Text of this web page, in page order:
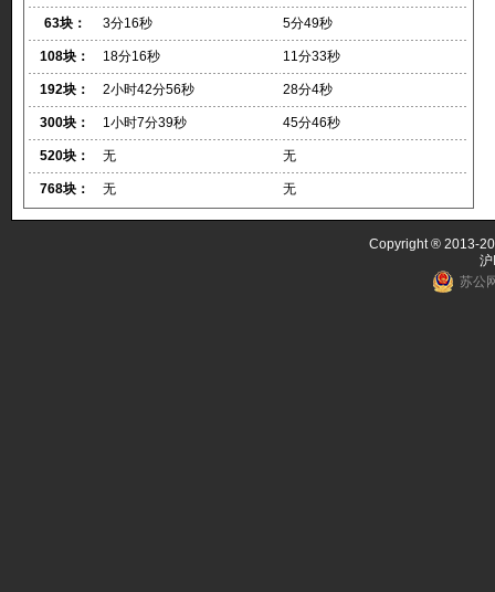
63块： 3分16秒 5分49秒
108块： 18分16秒 11分33秒
192块： 2小时42分56秒 28分4秒
300块： 1小时7分39秒 45分46秒
520块： 无 无
768块： 无 无
Copyright ® 2013-
苏公